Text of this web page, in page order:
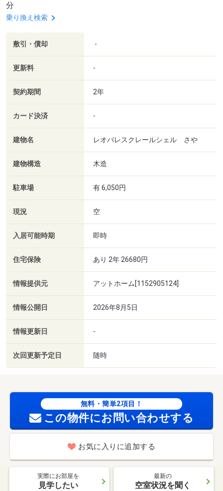
分
乗り換え検索
敷引・償却 -
更新料 -
契約期間 2年
カード決済 -
建物名 レオパレスクレールシェル さや
建物構造 木造
駐車場 有 6,050円
現況 空
入居可能時期 即時
住宅保険 あり 2年 26680円
情報提供元 アットホーム[1152905124]
情報公開日 2026年8月5日
情報更新日 -
次回更新予定日 随時
無料・簡単2項目！
この物件にお問い合わせする
お気に入りに追加する
実際にお部屋を
見学したい
最新の
空室状況を聞く